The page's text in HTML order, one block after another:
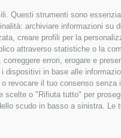
Questi strumenti sono
archiviare informazioni
creare profili per la
attraverso statistiche o la
errori, erogare e
in base alle
revocare il tuo consenso
o "Rifiuta tutto" per
scudo in basso a sinistra.
Racines-Giovo
Area sciistica
Ladurns
1 skipass per tutte le
aree sciistiche
Foto
Video
Blog